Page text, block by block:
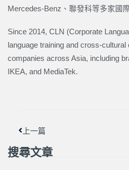
Mercedes-Benz、聯發科等多家國
Since 2014, CLN (Corporate
language training and cross-
companies across Asia, including
IKEA, and MediaTek.
上一篇
搜尋文章